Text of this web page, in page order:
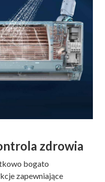
zdrowia
bogato
zapewniające